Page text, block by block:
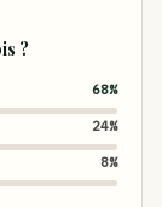
?
68%
24%
8%